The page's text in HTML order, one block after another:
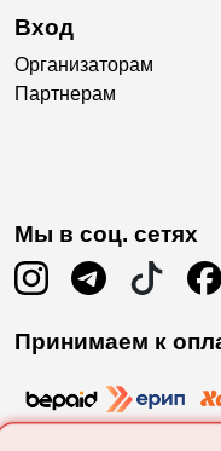
Вход
Организаторам
Партнерам
Мы в соц. сетях
Принимаем к